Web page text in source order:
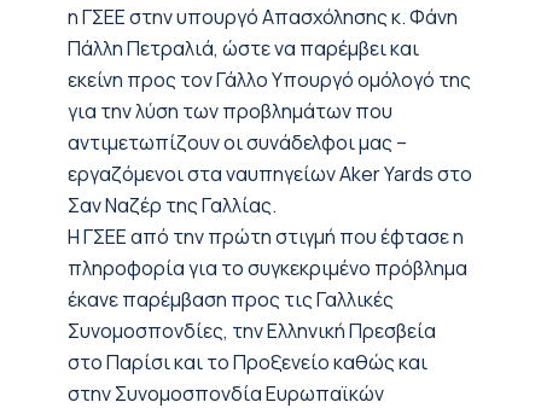
η ΓΣΕΕ στην υπουργό Απασχόλησης κ. Φάνη
Πάλλη Πετραλιά, ώστε να παρέμβει και
εκείνη προς τον Γάλλο Υπουργό ομόλογό της
για την λύση των προβλημάτων που
αντιμετωπίζουν οι συνάδελφοι μας –
εργαζόμενοι στα ναυπηγείων Aker Yards στο
Σαν Ναζέρ της Γαλλίας.
Η ΓΣΕΕ από την πρώτη στιγμή που έφτασε η
πληροφορία για το συγκεκριμένο πρόβλημα
έκανε παρέμβαση προς τις Γαλλικές
Συνομοσπονδίες, την Ελληνική Πρεσβεία
στο Παρίσι και το Προξενείο καθώς και
στην Συνομοσπονδία Ευρωπαϊκών